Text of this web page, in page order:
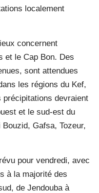
localement
concernent
et le Cap Bon. Des
sont attendues
les régions du Kef,
précipitations devraient
et le sud-est du
Gafsa, Tozeur,
pour vendredi, avec
à la majorité des
de Jendouba à